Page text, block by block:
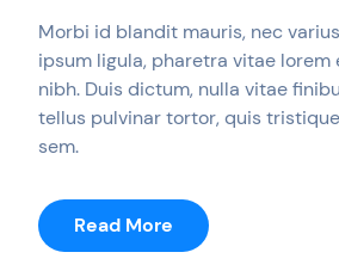
Morbi id blandit mauris, nec
ipsum ligula, pharetra vitae lorem
nibh. Duis dictum, nulla vitae
tellus pulvinar tortor, quis
sem.
Read More
Anne